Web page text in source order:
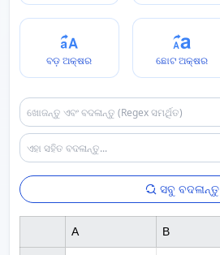
ବଡ଼ ଅକ୍ଷର ଛୋଟ ଅକ୍ଷର
ସବୁ ବଦଳାନ୍ତୁ
A B